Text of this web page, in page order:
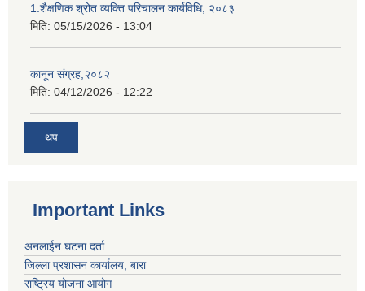
1.शैक्षणिक श्रोत व्यक्ति परिचालन कार्यविधि, २०८३
मिति: 05/15/2026 - 13:04
कानून संग्रह,२०८२
मिति: 04/12/2026 - 12:22
थप
Important Links
अनलाईन घटना दर्ता
जिल्ला प्रशासन कार्यालय, बारा
राष्ट्रिय योजना आयोग